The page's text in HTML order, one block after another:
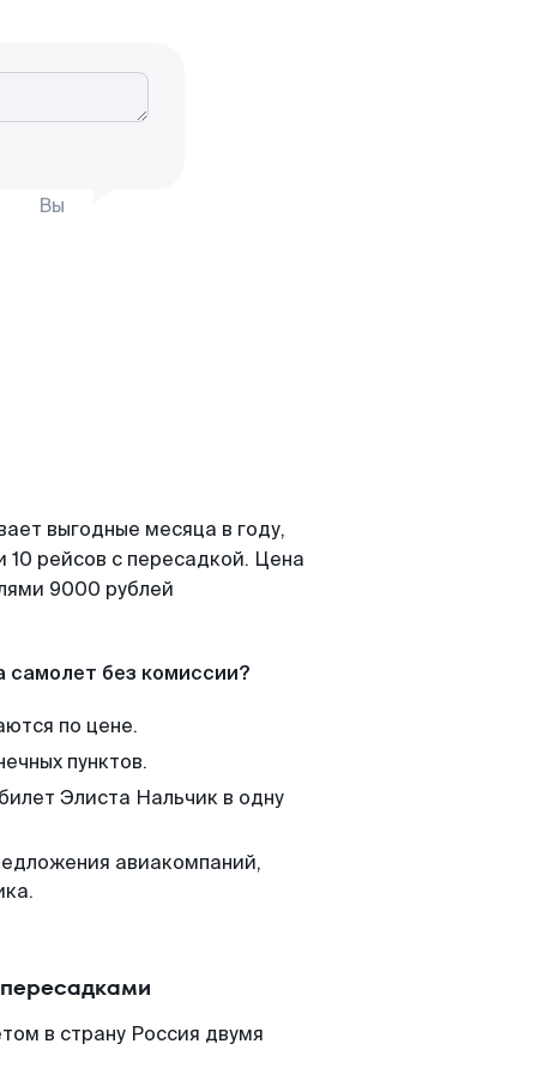
Вы
выгодные месяца в году,
рейсов с пересадкой. Цена
9000 рублей
самолет без комиссии?
по цене.
пунктов.
Элиста Нальчик в одну
авиакомпаний,
в страну Россия двумя